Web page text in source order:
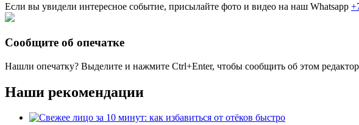
Если вы увидели интересное событие, присылайте фото и видео на наш Whatsapp
Сообщите об опечатке
Нашли опечатку? Выделите и нажмите Ctrl+Enter, чтобы сообщить об этом
Наши рекомендации